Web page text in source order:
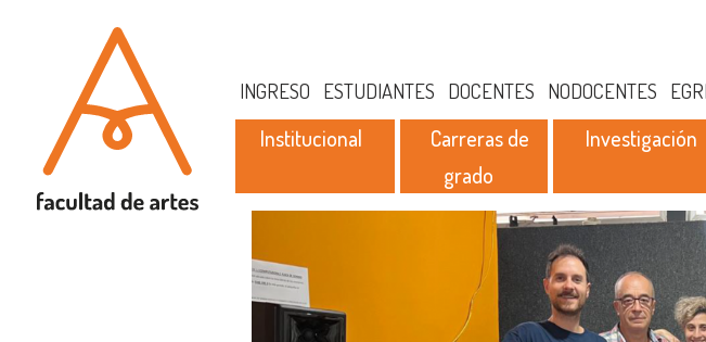
INGRESO ESTUDIANTES DOCENTES NODOCENTES
Institucional
Carreras de
grado
Investigación